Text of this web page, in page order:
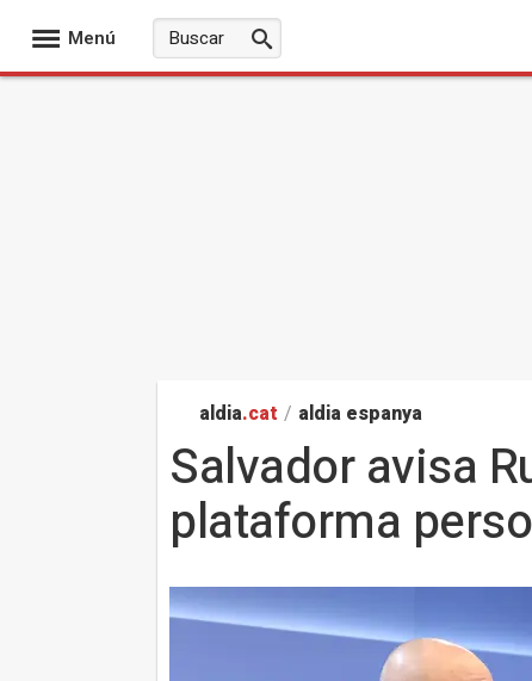
Menú
aldia.cat / aldia espanya
Salvador avisa
plataforma